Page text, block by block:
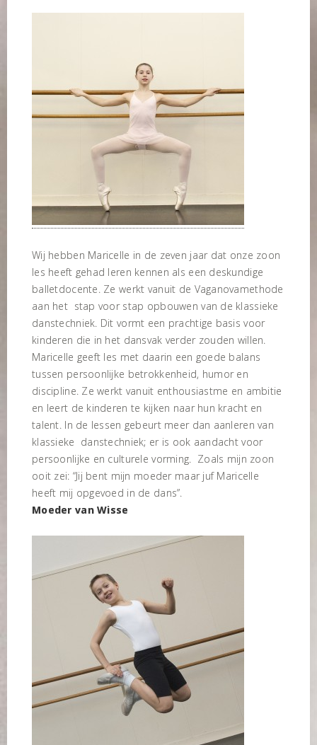
Wij hebben Maricelle in de zeven jaar dat onze zoon
les heeft gehad leren kennen als een deskundige
balletdocente. Ze werkt vanuit de Vaganovamethode
aan het stap voor stap opbouwen van de klassieke
danstechniek. Dit vormt een prachtige basis voor
kinderen die in het dansvak verder zouden willen.
Maricelle geeft les met daarin een goede balans
tussen persoonlijke betrokkenheid, humor en
discipline. Ze werkt vanuit enthousiastme en ambitie
en leert de kinderen te kijken naar hun kracht en
talent. In de lessen gebeurt meer dan aanleren van
klassieke danstechniek; er is ook aandacht voor
persoonlijke en culturele vorming. Zoals mijn zoon
ooit zei: “Jij bent mijn moeder maar juf Maricelle
heeft mij opgevoed in de dans”.
Moeder van Wisse